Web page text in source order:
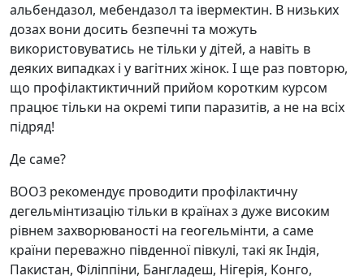
альбендазол, мебендазол та івермектин. В низьких
дозах вони досить безпечні та можуть
використовуватись не тільки у дітей, а навіть в
деяких випадках і у вагітних жінок. І ще раз повторю,
що профілактиктичний прийом коротким курсом
працює тільки на окремі типи паразитів, а не на всіх
підряд!
Де саме?
ВООЗ рекомендує проводити профілактичну
дегельмінтизацію тільки в країнах з дуже високим
рівнем захворюваності на геогельмінти, а саме
країни переважно південної півкулі, такі як Індія,
Пакистан, Філіппіни, Бангладеш, Нігерія, Конго,